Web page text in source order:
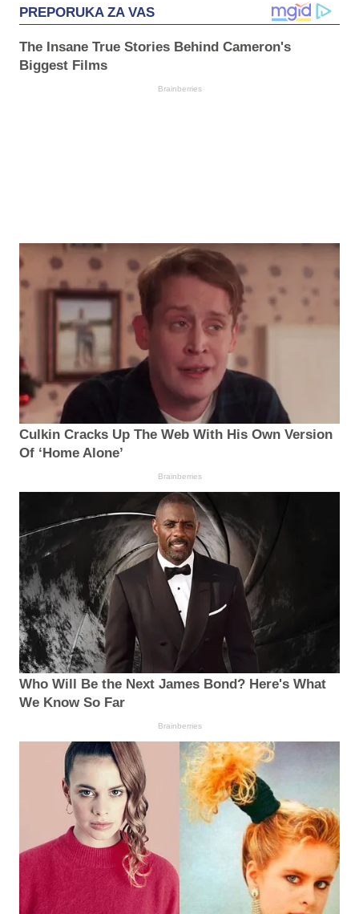
PREPORUKA ZA VAS
The Insane True Stories Behind Cameron's
Biggest Films
Brainberries
Culkin Cracks Up The Web With His Own Version
Of ‘Home Alone’
Brainberries
Who Will Be the Next James Bond? Here's What
We Know So Far
Brainberries